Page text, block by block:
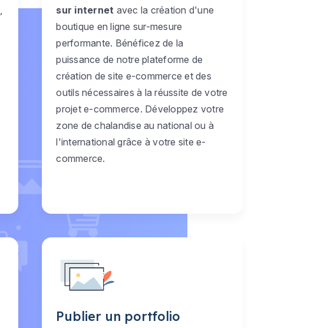
sur internet avec la création d'une
boutique en ligne sur-mesure
performante. Bénéficez de la
puissance de notre plateforme de
création de site e-commerce et des
outils nécessaires à la réussite de votre
projet e-commerce. Développez votre
zone de chalandise au national ou à
l'international grâce à votre site e-
commerce.
Publier un portfolio